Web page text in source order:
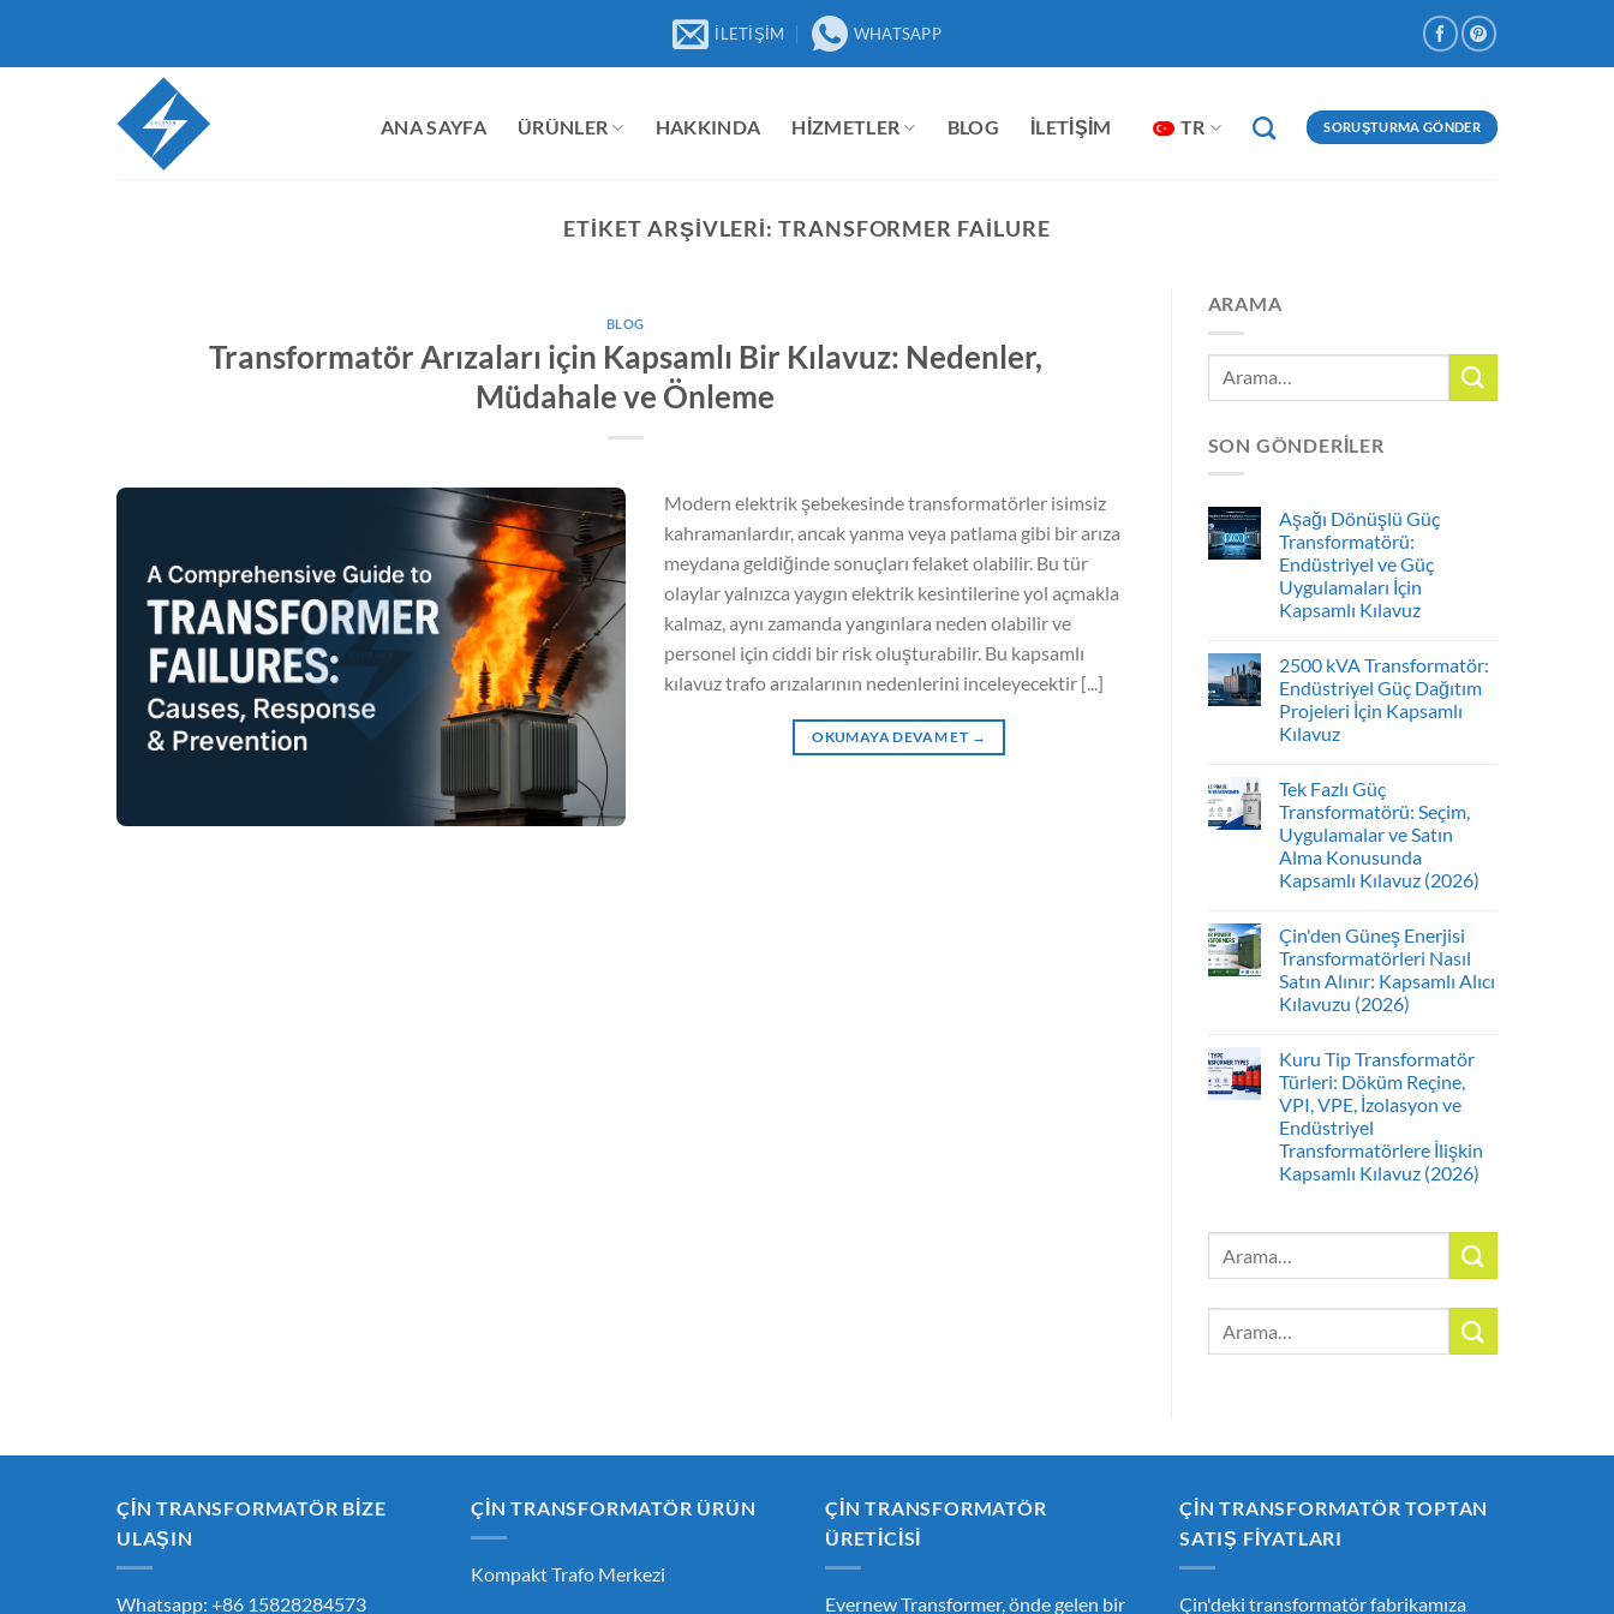
İLETIŞIM WHATSAPP
ANA SAYFA ÜRÜNLER HAKKINDA HIZMETLER BLOG İLETIŞIM TR SORUŞTURMA GÖNDER
ETIKET ARŞIVLERI:TRANSFORMER FAILURE
BLOG
Transformatör Arızaları için Kapsamlı Bir Kılavuz: Nedenler,
Müdahale ve Önleme
Modern elektrik şebekesinde transformatörler isimsiz
kahramanlardır, ancak yanma veya patlama gibi bir arıza
meydana geldiğinde sonuçları felaket olabilir. Bu tür
olaylar yalnızca yaygın elektrik kesintilerine yol açmakla
kalmaz, aynı zamanda yangınlara neden olabilir ve
personel için ciddi bir risk oluşturabilir. Bu kapsamlı
kılavuz trafo arızalarının nedenlerini inceleyecektir [...]
OKUMAYA DEVAM ET →
ARAMA
SON GÖNDERILER
Aşağı Dönüşlü Güç
Transformatörü:
Endüstriyel ve Güç
Uygulamaları İçin
Kapsamlı Kılavuz
2500 kVA Transformatör:
Endüstriyel Güç Dağıtım
Projeleri İçin Kapsamlı
Kılavuz
Tek Fazlı Güç
Transformatörü: Seçim,
Uygulamalar ve Satın
Alma Konusunda
Kapsamlı Kılavuz (2026)
Çin'den Güneş Enerjisi
Transformatörleri Nasıl
Satın Alınır: Kapsamlı Alıcı
Kılavuzu (2026)
Kuru Tip Transformatör
Türleri: Döküm Reçine,
VPI, VPE, İzolasyon ve
Endüstriyel
Transformatörlere İlişkin
Kapsamlı Kılavuz (2026)
ÇİN TRANSFORMATÖR BİZE
ULAŞIN
Whatsapp: +86 15828284573
ÇİN TRANSFORMATÖR ÜRÜN
Kompakt Trafo Merkezi
ÇIN TRANSFORMATÖR
ÜRETICISI
Evernew Transformer, önde gelen bir
ÇIN TRANSFORMATÖR TOPTAN
SATIŞ FIYATLARI
Çin'deki transformatör fabrikamıza